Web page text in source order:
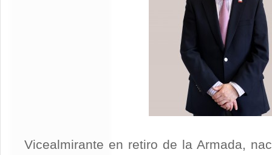
Vicealmirante en retiro de la Armada,